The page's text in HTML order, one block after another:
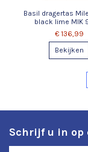
Basil dragertas
black lime MIK
€ 136,99
Bekijken
Schrijf u in op